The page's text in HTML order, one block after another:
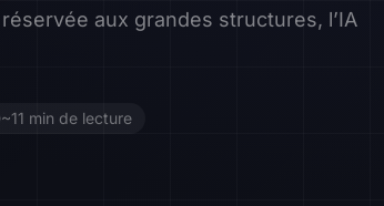
aux grandes structures, l’IA
~11 min de lecture